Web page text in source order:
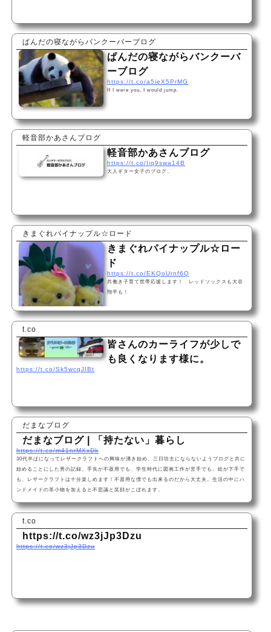
ぱんだの寝ながらバンクーバーブログ
ぱんだの寝ながらバンクーバ
ーブログ
https://t.co/a5ieX5PrMG
If I were you, I would jump.
軽音部かあさんブログ
軽音部かあさんブログ
https://t.co/Iiq9swa14B
大人ギター女子のブログ。
きまぐれパイナップル☆ロード
きまぐれパイナップル☆ロー
ド
https://t.co/EKQoUrnf6Q
共働き子育て世帯応援します！ レッドソックスも大谷
翔平も！
t.co
皆さんのカーライフが少しで
も良くなります様に。
https://t.co/Sk5wcqJIBt
だまなブログ
だまなブログ | 「持たない」暮らし
https://t.co/m41nrMXxDk
30代半ばになってレザークラフトへの興味が湧き始め、三日坊主にならないようブログと共に
始めることにした男の記録。手先が不器用でも、学生時代に図画工作が苦手でも、絵が下手で
も、レザークラフトは十分楽しめます！不器用な僕でも出来るのだから大丈夫。生活の中にハ
ンドメイドの革小物を加えると不思議と笑顔がこぼれます。
t.co
https://t.co/wz3jJp3Dzu
https://t.co/wz3jJp3Dzu